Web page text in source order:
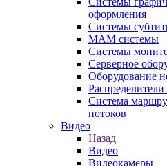
оформления
Системы
MAM системы
Системы
Серверное
Оборудование
Система
потоков
Видео
Назад
Видео
Видеокамеры